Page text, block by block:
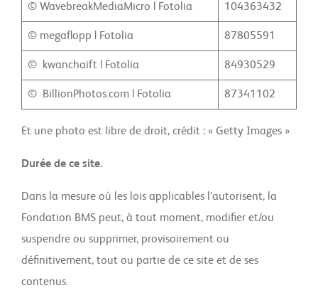
© WavebreakMediaMicro | Fotolia 104363432
© megaflopp | Fotolia 87805591
© kwanchaift | Fotolia 84930529
© BillionPhotos.com | Fotolia 87341102
Et une photo est libre de droit, crédit : « Getty Images »
Durée de ce site.
Dans la mesure où les lois applicables l’autorisent, la
Fondation BMS peut, à tout moment, modifier et/ou
suspendre ou supprimer, provisoirement ou
définitivement, tout ou partie de ce site et de ses
contenus.